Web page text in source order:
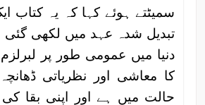
سمیٹتے ہوئے کہا کہ یہ کتاب
تبدیل شدہ عہد میں لکھی
دنیا میں عمومی طور پر لبرلزم
کا معاشی اور نظریاتی
حالت میں ہے اور اپنی بقا